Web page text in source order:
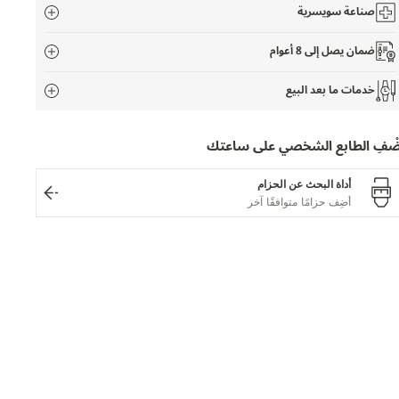
صناعة سويسرية
ضمان يصل إلى 8 أعوام
خدمات ما بعد البيع
الطابع الشخصي على ساعتك
أداة البحث عن الحزام